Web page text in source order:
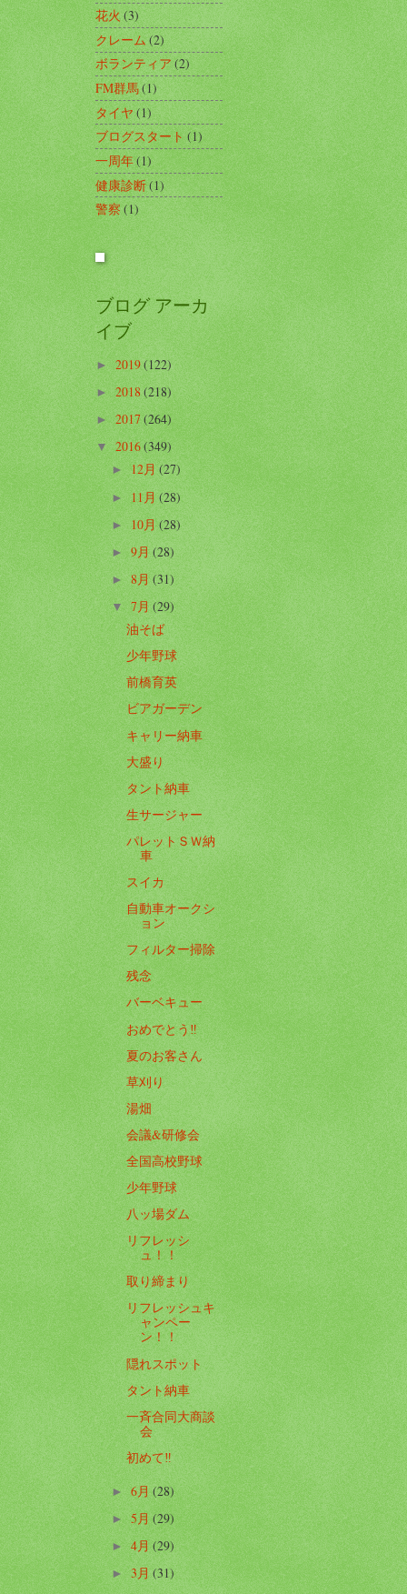
花火(3)
クレーム(2)
ボランティア(2)
FM群馬(1)
タイヤ(1)
ブログスタート(1)
一周年(1)
健康診断(1)
警察 (1)
ブログ アーカ
イブ
►2019(122)
► 2018(218)
►2017(264)
▼2016(349)
►12月(27)
►11月(28)
► 10月(28)
► 9月(28)
►8月(31)
▼7月(29)
油そば
少年野球
前橋育英
ビアガーデン
キャリー納車
大盛り
タント納車
生サージャー
パレットＳＷ納
車
スイカ
自動車オークシ
ョン
フィルター掃除
残念
バーベキュー
おめでとう‼️
夏のお客さん
草刈り
湯畑
会議&研修会
全国高校野球
少年野球
八ッ場ダム
リフレッシ
ュ！！
取り締まり
リフレッシュキ
ャンペー
ン！！
隠れスポット
タント納車
一斉合同大商談
会
初めて‼️
►6月(28)
►5月(29)
►4月(29)
►3月(31)